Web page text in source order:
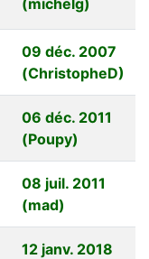
09 déc. 2007
(ChristopheD)
06 déc. 2011
(Poupy)
08 juil. 2011
(mad)
12 janv. 2018